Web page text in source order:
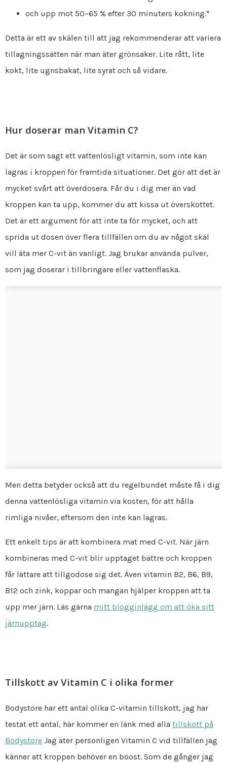
och upp mot 50–65 % efter 30 minuters kokning.*
Detta är ett av skälen till att jag rekommenderar att variera
tillagningssätten när man äter grönsaker. Lite rått, lite
kokt, lite ugnsbakat, lite syrat och så vidare.
Hur doserar man Vitamin C?
Det är som sagt ett vattenlösligt vitamin, som inte kan
lagras i kroppen för framtida situationer. Det gör att det är
mycket svårt att överdosera. Får du i dig mer än vad
kroppen kan ta upp, kommer du att kissa ut överskottet.
Det är ett argument för att inte ta för mycket, och att
sprida ut dosen över flera tillfällen om du av något skäl
vill äta mer C-vit än vanligt. Jag brukar använda pulver,
som jag doserar i tillbringare eller vattenflaska.
Men detta betyder också att du regelbundet måste få i dig
denna vattenlösliga vitamin via kosten, för att hålla
rimliga nivåer, eftersom den inte kan lagras.
Ett enkelt tips är att kombinera mat med C-vit. När järn
kombineras med C-vit blir upptaget bättre och kroppen
får lättare att tillgodose sig det. Även vitamin B2, B6, B9,
B12 och zink, koppar och mangan hjälper kroppen att ta
upp mer järn. Läs gärna mitt blogginlägg om att öka sitt
järnupptag.
Tillskott av Vitamin C i olika former
Bodystore har ett antal olika C-vitamin tillskott, jag har
testat ett antal, här kommer en länk med alla tillskott på
Bodystore Jag äter personligen Vitamin C vid tillfällen jag
känner att kroppen behöver en boost. Som de gånger jag